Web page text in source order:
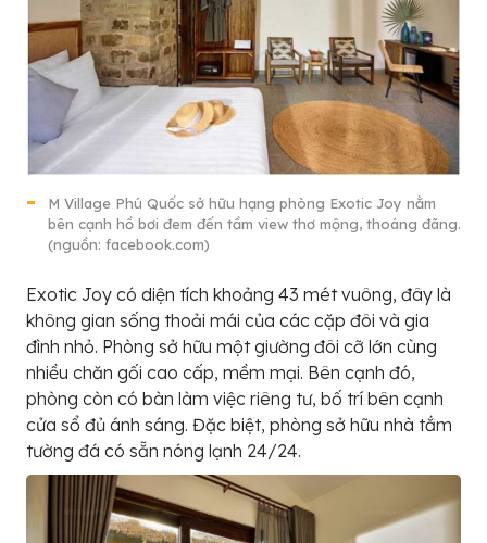
M Village Phú Quốc sở hữu hạng phòng Exotic Joy nằm
bên cạnh hồ bơi đem đến tầm view thơ mộng, thoáng đãng.
(nguồn: facebook.com)
Exotic Joy có diện tích khoảng 43 mét vuông, đây là
không gian sống thoải mái của các cặp đôi và gia
đình nhỏ. Phòng sở hữu một giường đôi cỡ lớn cùng
nhiều chăn gối cao cấp, mềm mại. Bên cạnh đó,
phòng còn có bàn làm việc riêng tư, bố trí bên cạnh
cửa sổ đủ ánh sáng. Đặc biệt, phòng sở hữu nhà tắm
tường đá có sẵn nóng lạnh 24/24.